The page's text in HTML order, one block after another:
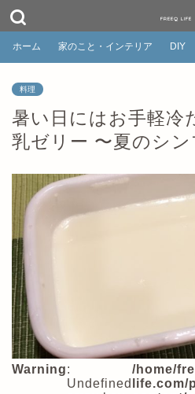
FREEQ LIFE
ホーム 家のこと・インテリア DIY
料理
暑い日にはお手軽冷
乳ゼリー 〜夏のシ
Warning:
Undefined
/home/
life.com/